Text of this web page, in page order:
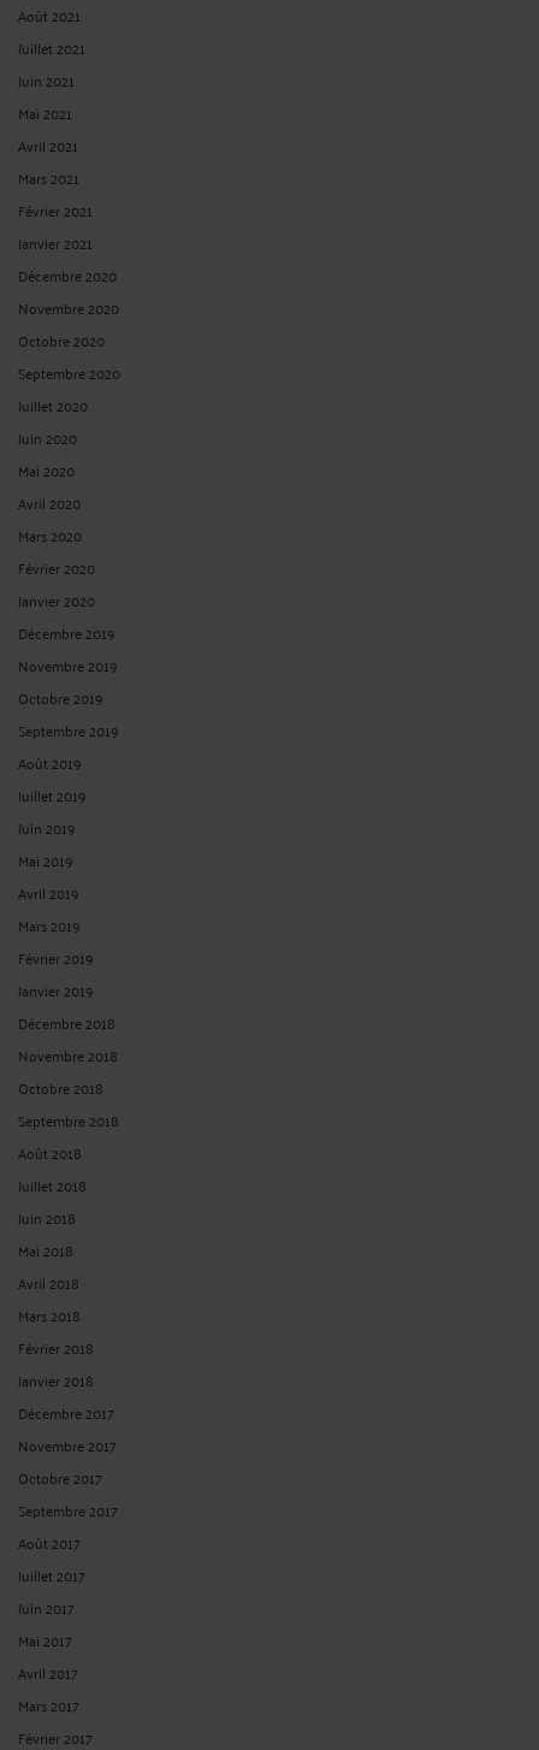
Août 2021
Juillet 2021
Juin 2021
Mai 2021
Avril 2021
Mars 2021
Février 2021
Janvier 2021
Décembre 2020
Novembre 2020
Octobre 2020
Septembre 2020
Juillet 2020
Juin 2020
Mai 2020
Avril 2020
Mars 2020
Février 2020
Janvier 2020
Décembre 2019
Novembre 2019
Octobre 2019
Septembre 2019
Août 2019
Juillet 2019
Juin 2019
Mai 2019
Avril 2019
Mars 2019
Février 2019
Janvier 2019
Décembre 2018
Novembre 2018
Octobre 2018
Septembre 2018
Août 2018
Juillet 2018
Juin 2018
Mai 2018
Avril 2018
Mars 2018
Février 2018
Janvier 2018
Décembre 2017
Novembre 2017
Octobre 2017
Septembre 2017
Août 2017
Juillet 2017
Juin 2017
Mai 2017
Avril 2017
Mars 2017
Février 2017